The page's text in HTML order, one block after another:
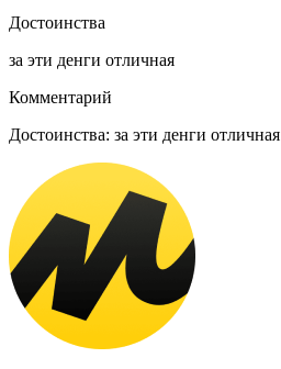
Достоинства
за эти денги отличная
Комментарий
Достоинства: за эти денги отличная